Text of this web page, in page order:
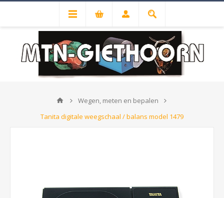
Wegen, meten en bepalen
Tanita digitale weegschaal / balans model 1479